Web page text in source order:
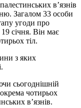
в’язнів
Загалом 33 особи
угоди про
січня. Він має
тіл.
з яких
сьогоднішній
чотирьох
в’язнів.